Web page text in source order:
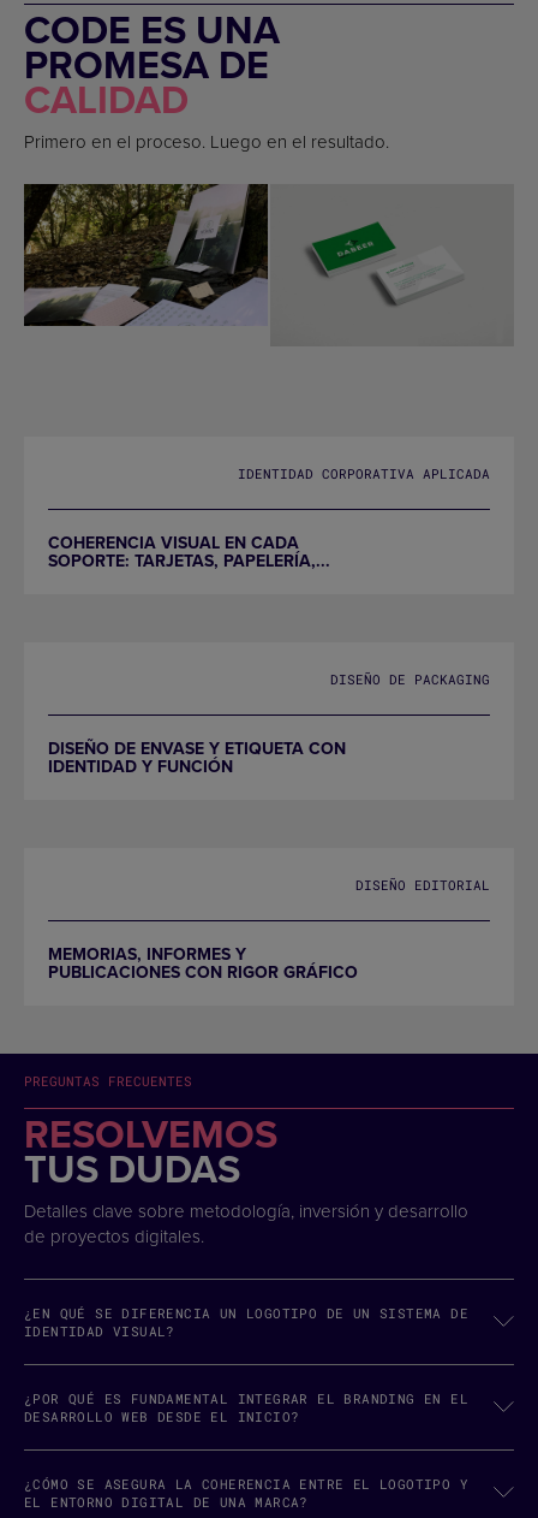
CODE ES UNA
PROMESA DE
CALIDAD
Primero en el proceso. Luego en el resultado.
IDENTIDAD CORPORATIVA APLICADA
COHERENCIA VISUAL EN CADA
SOPORTE: TARJETAS, PAPELERÍA,...
DISEÑO DE PACKAGING
DISEÑO DE ENVASE Y ETIQUETA CON
IDENTIDAD Y FUNCIÓN
DISEÑO EDITORIAL
MEMORIAS, INFORMES Y
PUBLICACIONES CON RIGOR GRÁFICO
PREGUNTAS FRECUENTES
RESOLVEMOS
TUS DUDAS
Detalles clave sobre metodología, inversión y desarrollo
de proyectos digitales.
¿EN QUÉ SE DIFERENCIA UN LOGOTIPO DE UN SISTEMA DE
IDENTIDAD VISUAL?
¿POR QUÉ ES FUNDAMENTAL INTEGRAR EL BRANDING EN EL
DESARROLLO WEB DESDE EL INICIO?
¿CÓMO SE ASEGURA LA COHERENCIA ENTRE EL LOGOTIPO Y
EL ENTORNO DIGITAL DE UNA MARCA?